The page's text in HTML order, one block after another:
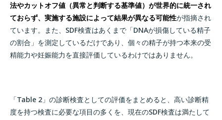
法やカットオフ値（異常と判断する基準値）が世界的に統一され
ておらず、実施する施設によって結果が異なる可能性が指摘され
ています。また、SDF検査はあくまで「DNAが損傷している精子
の割合」を測定しているだけであり、個々の精子が持つ本来の受
精能力や妊娠能力を直接評価しているわけではありません。
「Table 2」の診断検査としての評価をまとめると、高い診断精
度を持つ検査に必要な項目の多くを、現在のSDF検査は満たして